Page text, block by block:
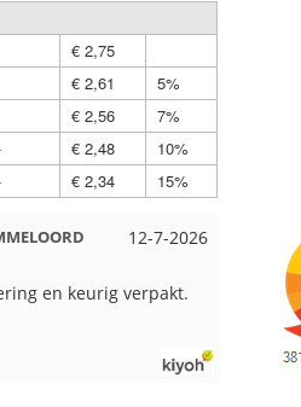
€ 2,75
€ 2,61
5%
€ 2,56
7%
€ 2,48
10%
€ 2,34 15%
12-7-2026
en keurig verpakt.
Nell
Goed